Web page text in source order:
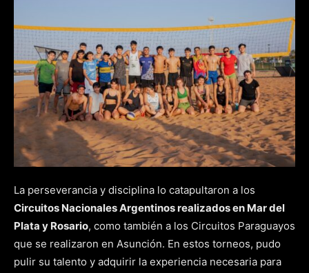
La perseverancia y disciplina lo catapultaron a los
Circuitos Nacionales Argentinos realizados en Mar del
Plata y Rosario, como también a los Circuitos Paraguayos
que se realizaron en Asunción. En estos torneos, pudo
pulir su talento y adquirir la experiencia necesaria para